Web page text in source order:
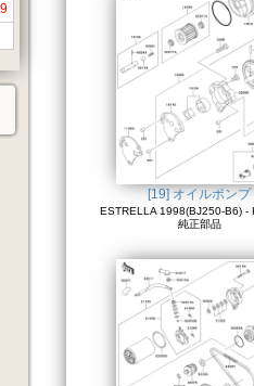
[19] オイルポンプ
ESTRELLA 1998(BJ250-B6) -
純正部品